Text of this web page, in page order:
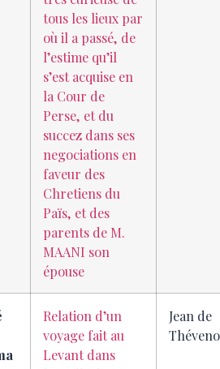
tous les lieux par
où il a passé, de
l’estime qu’il
s’est acquise en
la Cour de
Perse, et du
succez dans ses
negociations en
faveur des
Chretiens du
Païs, et des
parents de M.
MAANI son
épouse
Relation d’un
voyage fait au
Levant dans
Jean de